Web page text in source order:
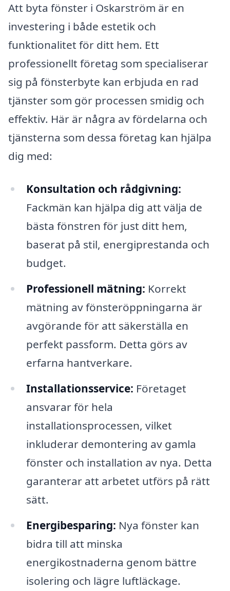
Att byta fönster i Oskarström är en
investering i både estetik och
funktionalitet för ditt hem. Ett
professionellt företag som specialiserar
sig på fönsterbyte kan erbjuda en rad
tjänster som gör processen smidig och
effektiv. Här är några av fördelarna och
tjänsterna som dessa företag kan hjälpa
dig med:
Konsultation och rådgivning:
Fackmän kan hjälpa dig att välja de
bästa fönstren för just ditt hem,
baserat på stil, energiprestanda och
budget.
Professionell mätning: Korrekt
mätning av fönsteröppningarna är
avgörande för att säkerställa en
perfekt passform. Detta görs av
erfarna hantverkare.
Installationsservice: Företaget
ansvarar för hela
installationsprocessen, vilket
inkluderar demontering av gamla
fönster och installation av nya. Detta
garanterar att arbetet utförs på rätt
sätt.
Energibesparing: Nya fönster kan
bidra till att minska
energikostnaderna genom bättre
isolering och lägre luftläckage.